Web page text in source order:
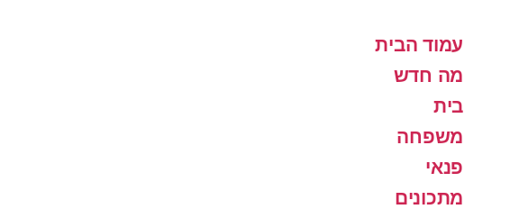
עמוד הבית
מה חדש
בית
משפחה
פנאי
מתכונים